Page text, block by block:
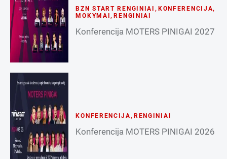
BZN START RENGINIAI , KONFERENCIJA,
MOKYMAI ,RENGINIAI
Konferencija MOTERS PINIGAI 2027
KONFERENCIJA, RENGINIAI
Konferencija MOTERS PINIGAI 2026